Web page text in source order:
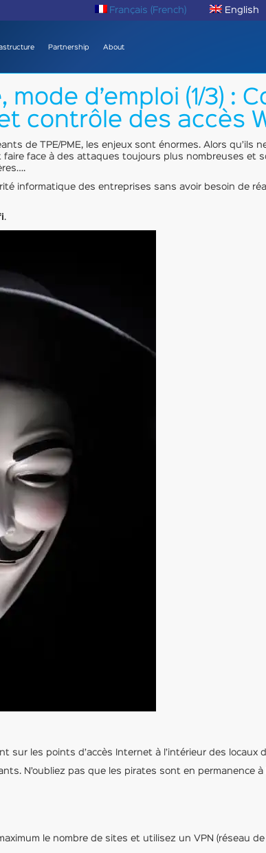
Français ( French) English
Partnership About
d’emploi (1/3) :
contrôle des accès
de TPE/PME, les enjeux sont énormes. Alors qu’ils
face à des attaques toujours plus nombreuses et
informatique des entreprises sans avoir besoin de
.
sur les points d’accès Internet à l’intérieur des locaux
N’oubliez pas que les pirates sont en permanence à
le nombre de sites et utilisez un VPN (réseau